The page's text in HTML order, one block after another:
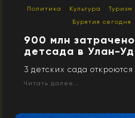
Политика
Культура Туризм
Бурятия сегодня
900 млн
детсада в Улан-
3 детских сада
Читать далее...